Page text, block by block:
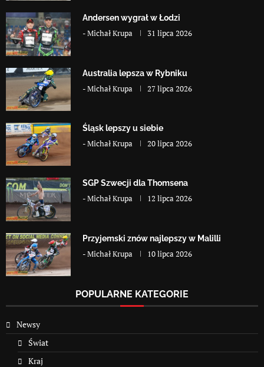
Andersen wygrał w Łodzi
-Michał Krupa 31 lipca 2026
Australia lepsza w Rybniku
-Michał Krupa 27 lipca 2026
Śląsk lepszy u siebie
-Michał Krupa 20 lipca 2026
SGP Szwecji dla Thomsena
-Michał Krupa 12 lipca 2026
Przyjemski znów najlepszy w Malilli
-Michał Krupa 10 lipca 2026
POPULARNE KATEGORIE
Newsy
Świat
Kraj